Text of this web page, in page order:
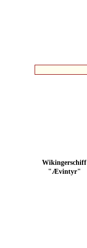
Wikingerschiff
"Ævintyr"